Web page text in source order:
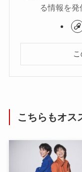
る情報を発
こちらもオス